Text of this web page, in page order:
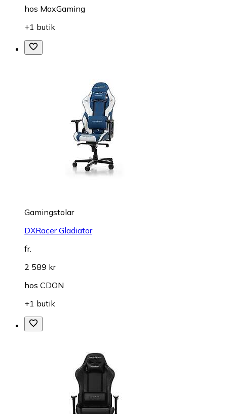
hos MaxGaming
+1 butik
Gamingstolar
DXRacer Gladiator
fr.
2 589 kr
hos CDON
+1 butik